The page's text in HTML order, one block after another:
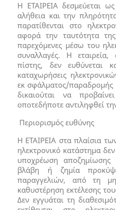
H ΕΤΑΙΡΕΙΑ δεσμεύεται
αλήθεια και την
παρατίθενται στο
αφορά την ταυτότητα
παρεχόμενες μέσω του
συναλλαγές. Η
πίστης, δεν ευθύνεται
καταχωρήσεις
εκ σφάλματος/παραδρομής
δικαιούται να
οποτεδήποτε αντιληφθεί
Περιορισμός ευθύνης
Η ΕΤΑΙΡΕΙΑ στα πλαίσια
ηλεκτρονικό κατάστημα
υποχρέωση αποζημίωσης
βλάβη ή ζημία
παραγγελιών, από τη
καθυστέρηση εκτέλεσης
Δεν εγγυάται τη